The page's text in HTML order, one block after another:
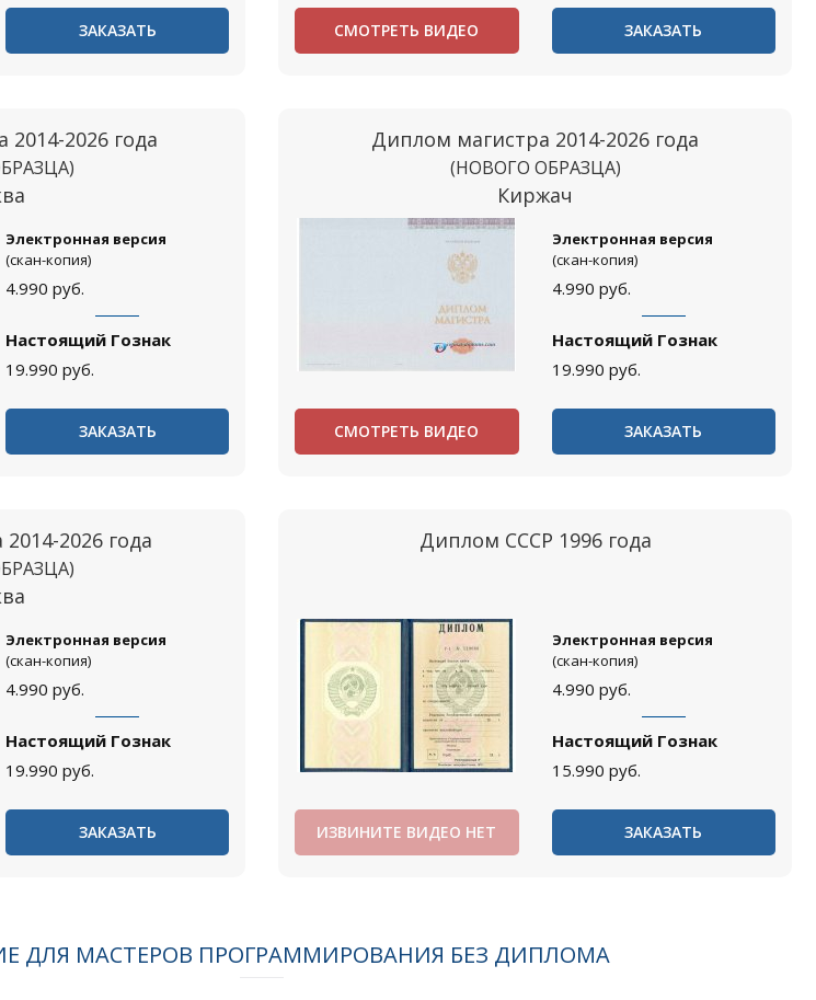
ЗАКАЗАТЬ СМОТРЕТЬ ВИДЕО ЗАКАЗАТЬ
2026 года
Электронная версия
(скан-копия)
4.990 руб.
Настоящий Гознак
19.990 руб.
ЗАКАЗАТЬ
Диплом магистра 2014-2026 года
(НОВОГО ОБРАЗЦА)
Киржач
Электронная версия
(скан-копия)
4.990 руб.
Настоящий Гознак
19.990 руб.
СМОТРЕТЬ ВИДЕО ЗАКАЗАТЬ
2026 года
Электронная версия
(скан-копия)
4.990 руб.
Настоящий Гознак
19.990 руб.
ЗАКАЗАТЬ
Диплом СССР 1996 года
Электронная версия
(скан-копия)
4.990 руб.
Настоящий Гознак
15.990 руб.
ИЗВИНИТЕ ВИДЕО НЕТ ЗАКАЗАТЬ
ДЛЯ МАСТЕРОВ ПРОГРАММИРОВАНИЯ БЕЗ ДИПЛОМА